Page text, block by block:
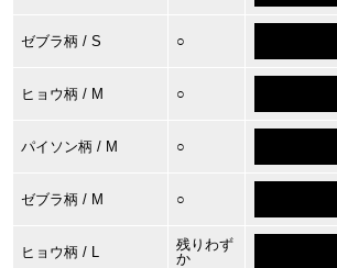
ゼブラ柄 / S ○
ヒョウ柄 / M ○
パイソン柄 / M ○
ゼブラ柄 / M ○
ヒョウ柄 / L
残りわず
か